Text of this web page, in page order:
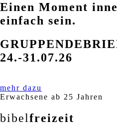
Einen Moment
einfach sein.
24.-31.07.26
mehr dazu
Erwachsene ab 25 Jahren
bibelfreizeit